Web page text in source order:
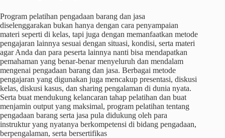
Program pelatihan pengadaan barang dan jasa
diselenggarakan bukan hanya dengan cara penyampaian
materi seperti di kelas, tapi juga dengan memanfaatkan metode
pengajaran lainnya sesuai dengan situasi, kondisi, serta materi
agar Anda dan para peserta lainnya nanti bisa mendapatkan
pemahaman yang benar-benar menyeluruh dan mendalam
mengenai pengadaan barang dan jasa. Berbagai metode
pengajaran yang digunakan juga mencakup presentasi, diskusi
kelas, diskusi kasus, dan sharing pengalaman di dunia nyata.
Serta buat mendukung kelancaran tahap pelatihan dan buat
menjamin output yang maksimal, program pelatihan tentang
pengadaan barang serta jasa pula didukung oleh para
instruktur yang nyatanya berkompetensi di bidang pengadaan,
berpengalaman, serta bersertifikas